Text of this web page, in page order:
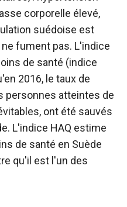
corporelle élevé,
suédoise est
fument pas. L'indice
de santé (indice
2016, le taux de
personnes atteintes de
ont été sauvés
L'indice HAQ estime
de santé en Suède
qu'il est l'un des